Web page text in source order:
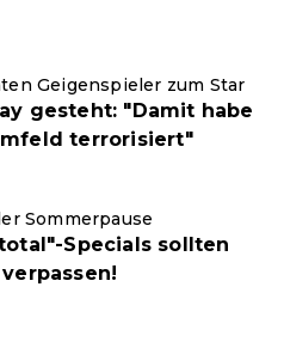
Geigenspieler zum Star
gesteht: "Damit habe
terrorisiert"
Sommerpause
Specials sollten